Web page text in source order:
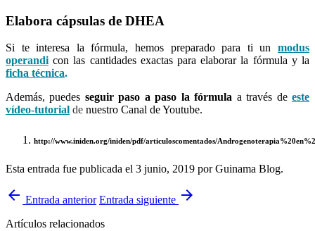
Elabora cápsulas de DHEA
Si te interesa la fórmula, hemos preparado para ti un modus
operandi con las cantidades exactas para elaborar la fórmula y la
ficha técnica.
Además, puedes seguir paso a paso la fórmula a través deeste
vídeo-tutorial de nuestro Canal de Youtube.
http://www.iniden.org/iniden/pdf/articuloscomentados/
Esta entrada fue publicada el 3 junio, 2019 por Guinama Blog.
arrow_back Entrada anterior Entrada siguiente arrow_forward
Artículos relacionados